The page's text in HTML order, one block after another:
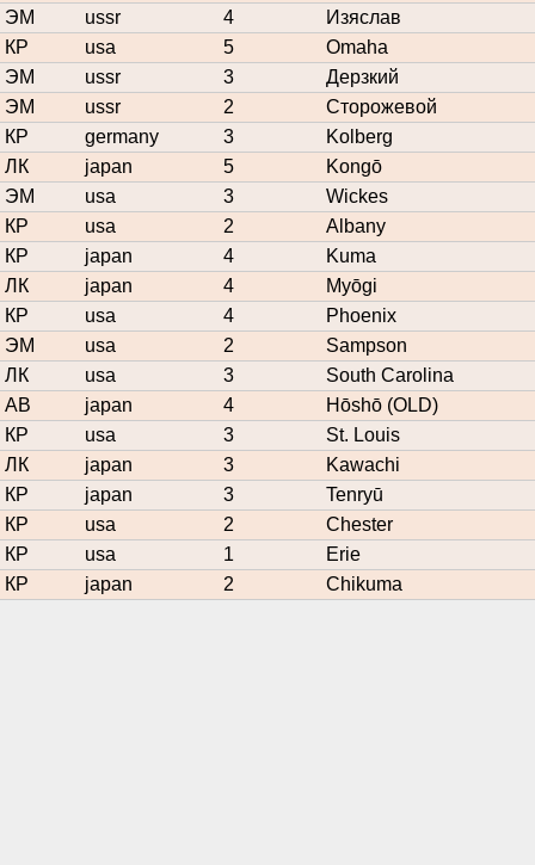
ЭМ
ussr 4
Изяслав
КР
usa 5
Omaha
ЭМ
ussr 3
Дерзкий
ЭМ
ussr 2
Сторожевой
КР
germany 3
Kolberg
ЛК
japan 5
Kongō
ЭМ
usa 3
Wickes
КР
usa 2
Albany
КР
japan 4
Kuma
ЛК
japan 4
Myōgi
КР
usa 4
Phoenix
ЭМ
usa 2
Sampson
ЛК
usa 3
South Carolina
АВ
japan 4
Hōshō (OLD)
КР
usa 3
St. Louis
ЛК
japan 3
Kawachi
КР
japan 3
Tenryū
КР
usa 2
Chester
КР
usa 1
Erie
КР
japan 2 Chikuma